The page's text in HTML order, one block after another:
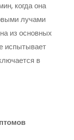
когда она
лучами
из основных
испытывает
в